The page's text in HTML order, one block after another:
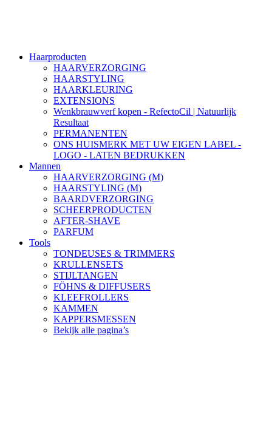
Haarproducten
HAARVERZORGING
HAARSTYLING
HAARKLEURING
EXTENSIONS
Wenkbrauwverf kopen - RefectoCil | Natuurlijk
Resultaat
PERMANENTEN
ONS HUISMERK MET UW EIGEN LABEL -
LOGO - LATEN BEDRUKKEN
Mannen
HAARVERZORGING (M)
HAARSTYLING (M)
BAARDVERZORGING
SCHEERPRODUCTEN
AFTER-SHAVE
PARFUM
Tools
TONDEUSES & TRIMMERS
KRULLENSETS
STIJLTANGEN
FÖHNS & DIFFUSERS
KLEEFROLLERS
KAMMEN
KAPPERSMESSEN
Bekijk alle pagina’s